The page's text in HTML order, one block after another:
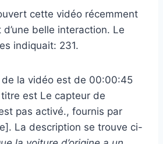
cette vidéo récemment
belle interaction. Le
indiquait: 231.
la vidéo est de 00:00:45
est Le capteur de
pas activé., fournis par
La description se trouve ci-